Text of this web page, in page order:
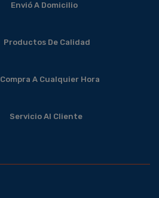
Envió A Domicilio
Productos De Calidad
Compra A Cualquier Hora
Servicio Al Cliente